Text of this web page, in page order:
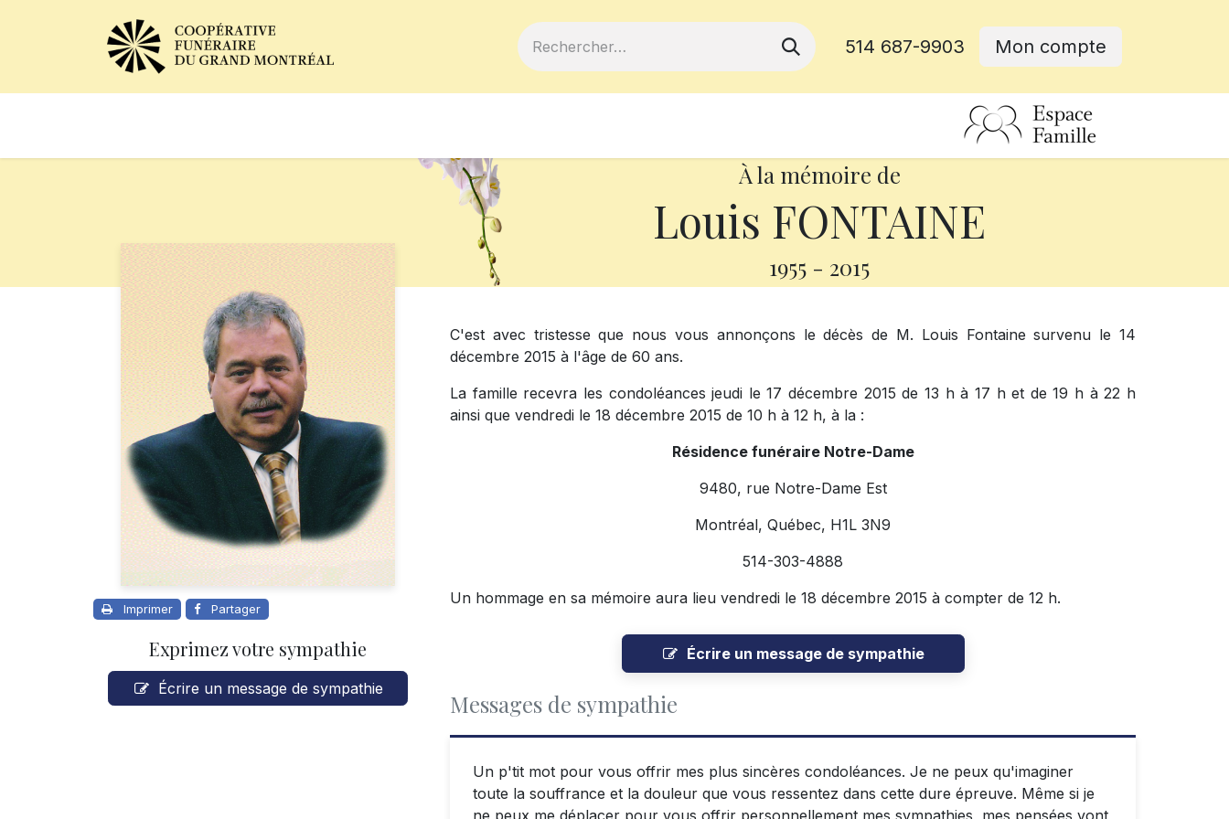
514 687-9903 Mon compte
À la mémoire de
Louis FONTAINE
1955 - 2015
Imprimer Partager
Exprimez votre sympathie
Écrire un message de sympathie
C'est avec tristesse que nous vous annonçons le décès de M. Louis Fontaine survenu le 14
décembre 2015 à l'âge de 60 ans.
La famille recevra les condoléances jeudi le 17 décembre 2015 de 13 h à 17 h et de 19 h à 22 h
ainsi que vendredi le 18 décembre 2015 de 10 h à 12 h, à la :
Résidence funéraire Notre-Dame
9480, rue Notre-Dame Est
Montréal, Québec, H1L 3N9
514-303-4888
Un hommage en sa mémoire aura lieu vendredi le 18 décembre 2015 à compter de 12 h.
Écrire un message de sympathie
Messages de sympathie
Un p'tit mot pour vous offrir mes plus sincères condoléances. Je ne peux qu'imaginer
toute la souffrance et la douleur que vous ressentez dans cette dure épreuve. Même si je
ne peux me déplacer pour vous offrir personnellement mes sympathies, mes pensées vont